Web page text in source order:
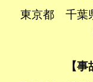
東京都
千葉
【